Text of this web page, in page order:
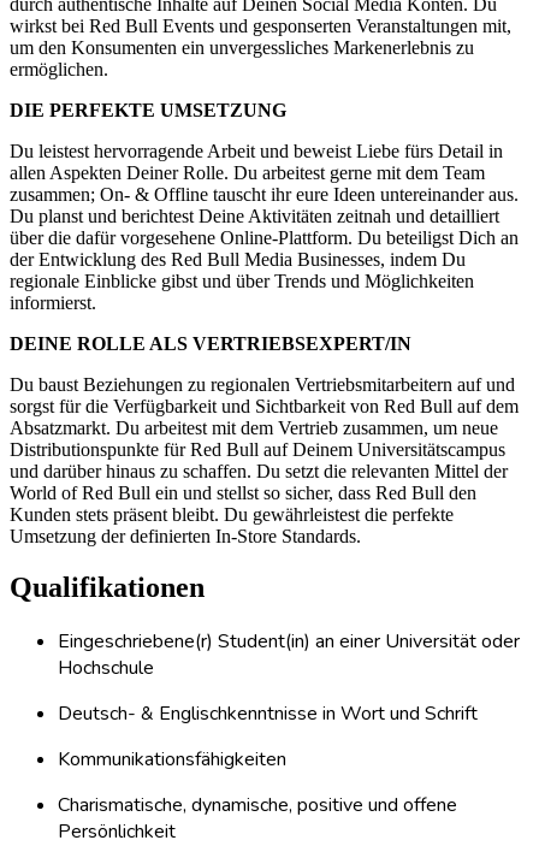
wirkst bei Red Bull Events und gesponserten Veranstaltungen mit,
um den Konsumenten ein unvergessliches Markenerlebnis zu
ermöglichen.
DIE PERFEKTE UMSETZUNG
Du leistest hervorragende Arbeit und beweist Liebe fürs Detail in
allen Aspekten Deiner Rolle. Du arbeitest gerne mit dem Team
zusammen; On- & Offline tauscht ihr eure Ideen untereinander aus.
Du planst und berichtest Deine Aktivitäten zeitnah und detailliert
über die dafür vorgesehene Online-Plattform. Du beteiligst Dich an
der Entwicklung des Red Bull Media Businesses, indem Du
regionale Einblicke gibst und über Trends und Möglichkeiten
informierst.
DEINE ROLLE ALS VERTRIEBSEXPERT/IN
Du baust Beziehungen zu regionalen Vertriebsmitarbeitern auf und
sorgst für die Verfügbarkeit und Sichtbarkeit von Red Bull auf dem
Absatzmarkt. Du arbeitest mit dem Vertrieb zusammen, um neue
Distributionspunkte für Red Bull auf Deinem Universitätscampus
und darüber hinaus zu schaffen. Du setzt die relevanten Mittel der
World of Red Bull ein und stellst so sicher, dass Red Bull den
Kunden stets präsent bleibt. Du gewährleistest die perfekte
Umsetzung der definierten In-Store Standards.
Qualifikationen
Eingeschriebene(r) Student(in) an einer Universität oder
Hochschule
Deutsch- & Englischkenntnisse in Wort und Schrift
Kommunikationsfähigkeiten
Charismatische, dynamische, positive und offene
Persönlichkeit